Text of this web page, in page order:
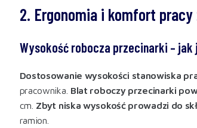
2. Ergonomia i komfort
Wysokość robocza przecinarki – jak
Dostosowanie wysokości stanowiska
pracownika. Blat roboczy przecinarki
cm. Zbyt niska wysokość prowadzi do
ramion